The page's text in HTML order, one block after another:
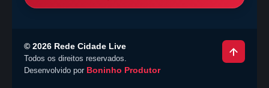
© 2026 Rede Cidade Live
Todos os direitos reservados.
Desenvolvido por Boninho Produtor